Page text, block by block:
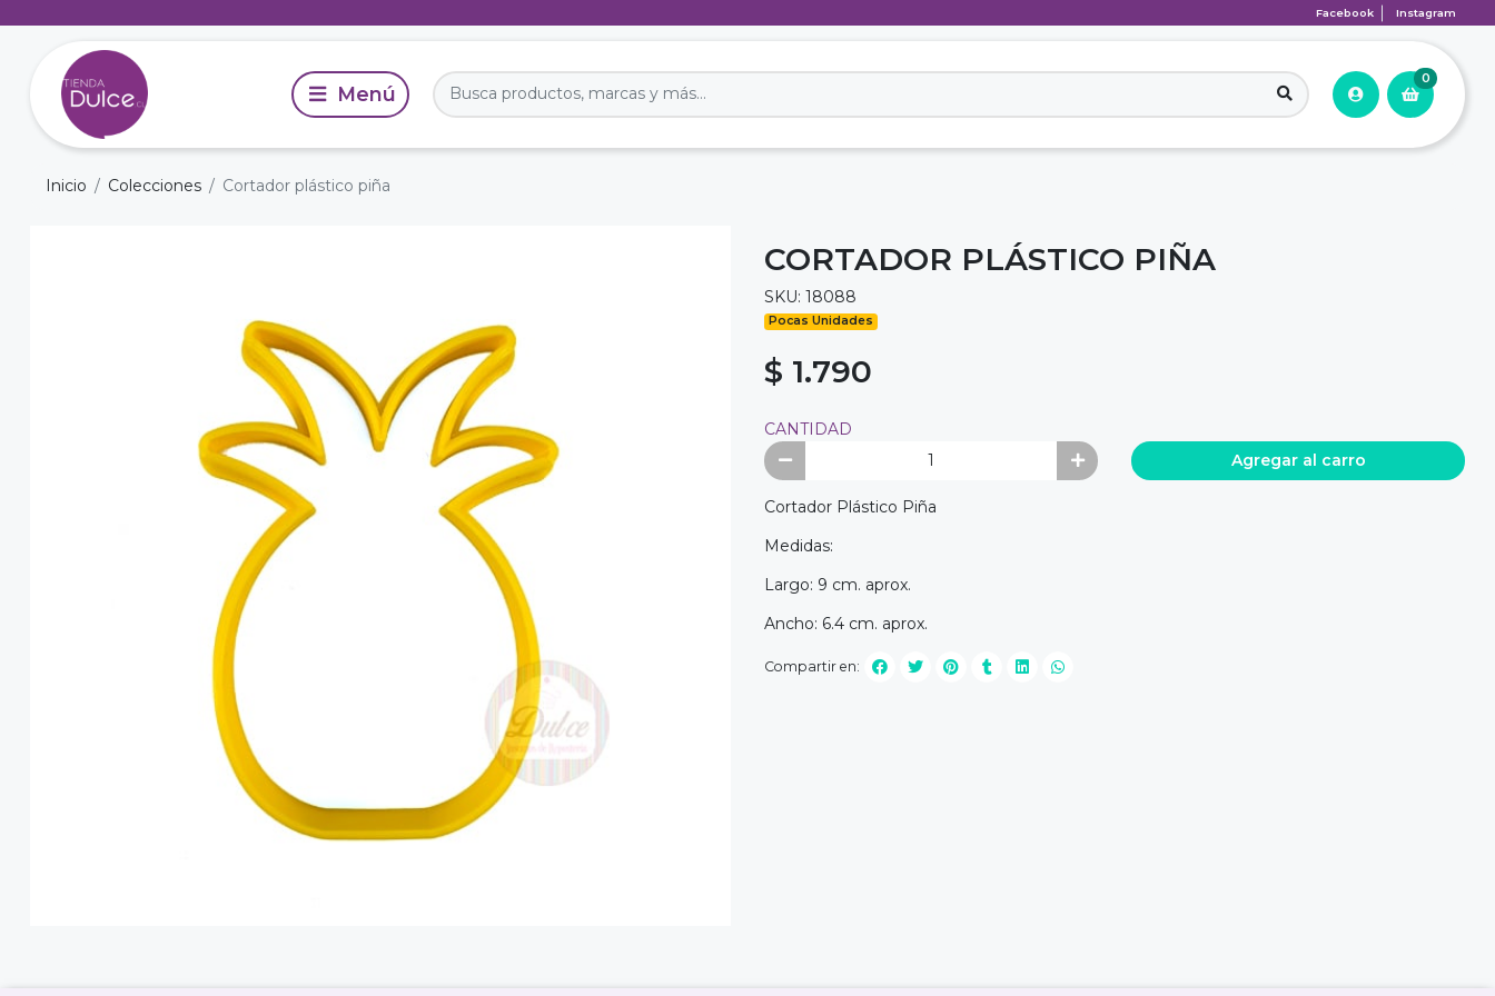
Facebook Instagram
0
Inicio Colecciones Cortador plástico piña
CORTADOR PLÁSTICO PIÑA
SKU: 18088
Pocas Unidades
$ 1.790
CANTIDAD
Agregar al carro
Cortador Plástico Piña
Medidas:
Largo: 9 cm. aprox.
Ancho: 6.4 cm. aprox.
Compartir en: